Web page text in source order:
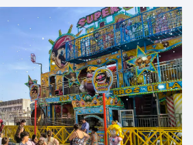
a España a